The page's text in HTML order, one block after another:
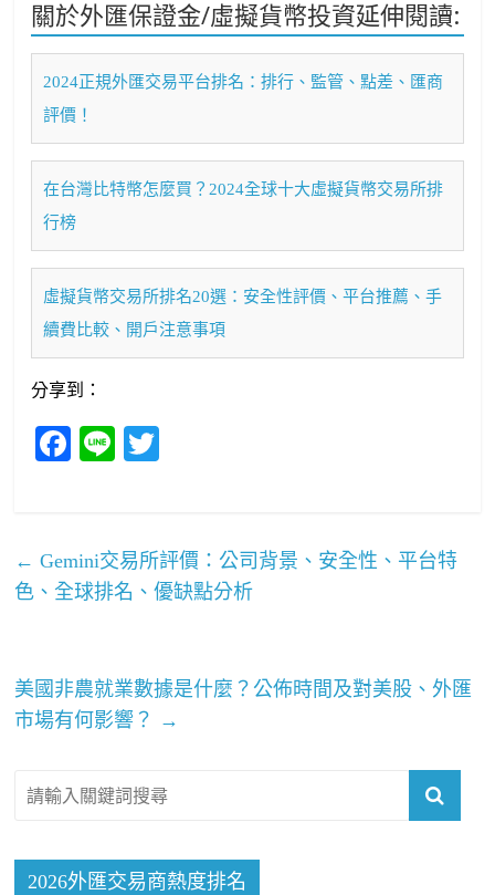
關於外匯保證金/虛擬貨幣投資延伸閱讀:
2024正規外匯交易平台排名：排行、監管、點差、匯商
評價！
在台灣比特幣怎麼買？2024全球十大虛擬貨幣交易所排
行榜
虛擬貨幣交易所排名20選：安全性評價、平台推薦、手
續費比較、開戶注意事項
分享到：
Fa
ce
ok
Li
ne
r
← Gemini交易所評價：公司背景、安全性、平台特
色、全球排名、優缺點分析
美國非農就業數據是什麼？公佈時間及對美股、外匯
市場有何影響？ →
2026外匯交易商熱度排名